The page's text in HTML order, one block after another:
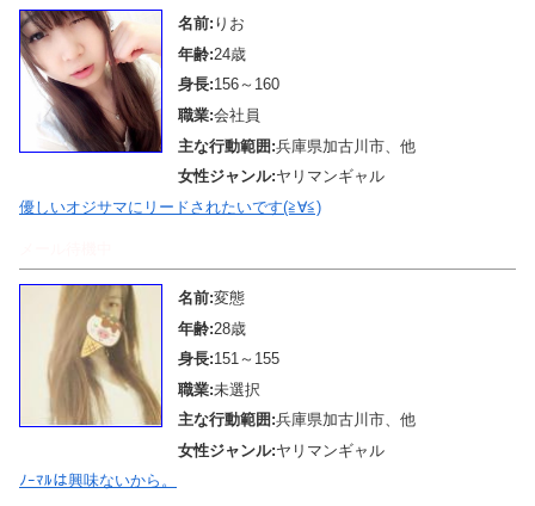
名前: りお
年齢:24歳
身長:156～160
職業:会社員
主な行動範囲:兵庫県加古川市、他
女性ジャンル:ヤリマンギャル
優しいオジサマにリードされたいです(≧∀≦)
名前:変態
年齢:28歳
身長:151～155
職業:未選択
主な行動範囲:兵庫県加古川市、他
女性ジャンル:ヤリマンギャル
ﾉｰﾏﾙは興味ないから。